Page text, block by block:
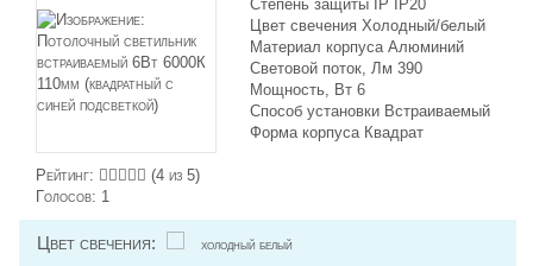
Рейтинг: (4 из 5)
Голосов: 1
Степень защиты IP IP20
Цвет свечения Холодный/белый
Материал корпуса Алюминий
Световой поток, Лм 390
Мощность, Вт 6
Способ установки Встраиваемый
Форма корпуса Квадрат
Цвет свечения: холодный белый